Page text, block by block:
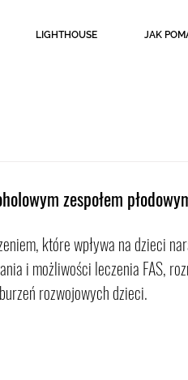
LIGHTHOUSE JAK
zespołem
które wpływa na dzieci
i możliwości leczenia FAS,
rozwojowych dzieci.